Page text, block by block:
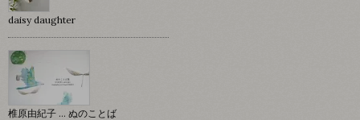
daisy daughter
椎原由紀子 ... ぬのことば